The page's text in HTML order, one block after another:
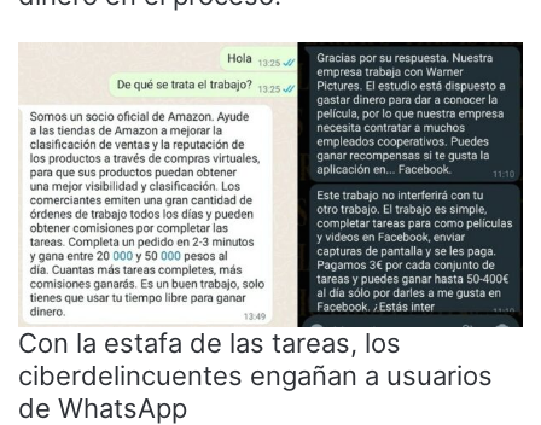
Con la estafa de las tareas, los
ciberdelincuentes engañan a usuarios
de WhatsApp